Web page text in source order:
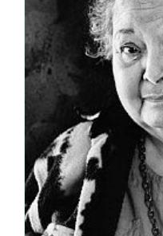
Regard sur la
Paula Gunn
Essais &